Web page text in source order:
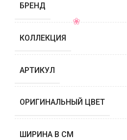
БРЕНД
КОЛЛЕКЦИЯ
АРТИКУЛ
ОРИГИНАЛЬНЫЙ ЦВЕТ
ШИРИНА В СМ